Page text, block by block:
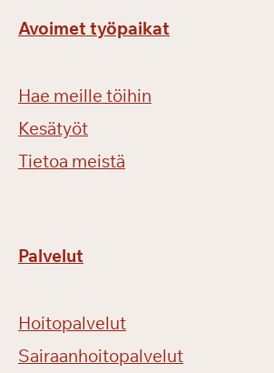
Avoimet työpaikat
Hae meille töihin
Kesätyöt
Tietoa meistä
Palvelut
Hoitopalvelut
Sairaanhoitopalvelut